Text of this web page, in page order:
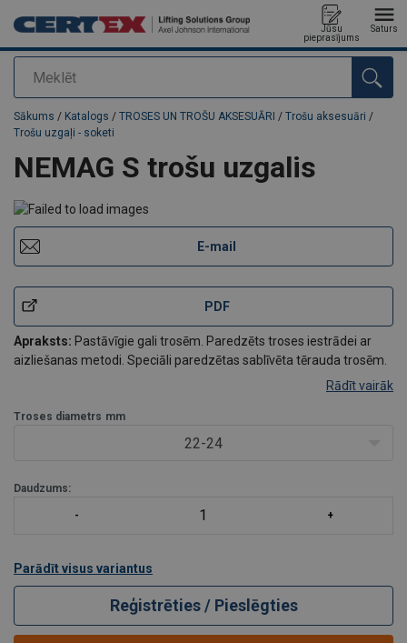
Meklēt
Jūsu
pieprasījums
Saturs
Pievienots jūsu pasūtījumam
Sākums / Katalogs / TROSES UN TROŠU AKSESUĀRI / Trošu aksesuāri /
Trošu uzgaļi - soketi
NEMAG S trošu uzgalis
E-mail
PDF
Apraksts: Pastāvīgie gali trosēm. Paredzēts troses iestrādei ar
aizliešanas metodi. Speciāli paredzētas sablīvēta tērauda trosēm.
koeficientu 5.
Rādīt vairāk
Troses diametrs mm
22-24
Daudzums:
Parādīt visus variantus
Reģistrēties / Pieslēgties